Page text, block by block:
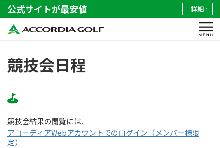
公式サイトが最安値 詳細
競技会日程
競技会結果の閲覧には、
アコーディアWebアカウントでのログイン（メンバー様限
定）